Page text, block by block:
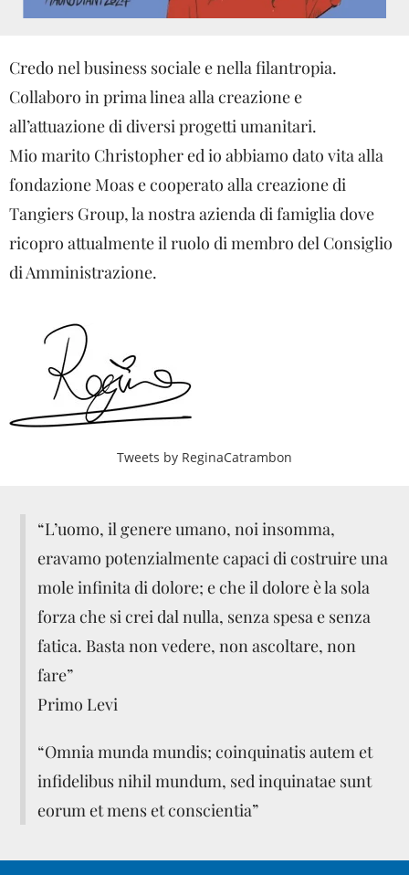
Credo nel business sociale e nella filantropia.
Collaboro in prima linea alla creazione e
all’attuazione di diversi progetti umanitari.
Mio marito Christopher ed io abbiamo dato vita alla
fondazione Moas e cooperato alla creazione di
Tangiers Group, la nostra azienda di famiglia dove
ricopro attualmente il ruolo di membro del Consiglio
di Amministrazione.
Tweets by ReginaCatrambon
“L’uomo, il genere umano, noi insomma,
eravamo potenzialmente capaci di costruire una
mole infinita di dolore; e che il dolore è la sola
forza che si crei dal nulla, senza spesa e senza
fatica. Basta non vedere, non ascoltare, non
fare”
Primo Levi
“Omnia munda mundis; coinquinatis autem et
infidelibus nihil mundum, sed inquinatae sunt
eorum et mens et conscientia”